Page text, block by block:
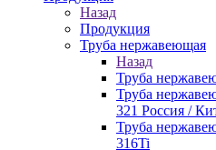
Назад
Продукция
Труба нержавеющая
Назад
Труба
Труба
321 Россия /
Труба
316Ti